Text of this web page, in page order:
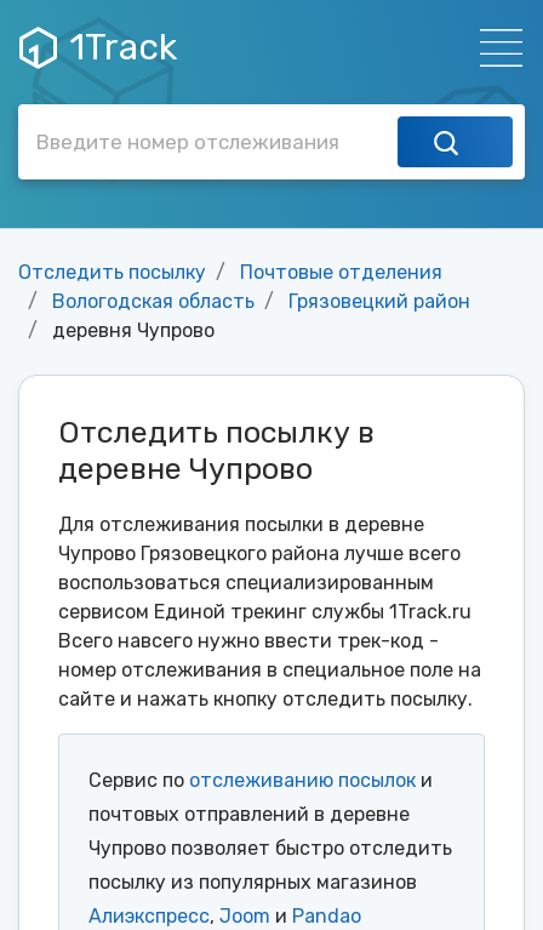
1Track
Отследить посылку
Почтовые отделения
Вологодская область
Грязовецкий район
деревня Чупрово
Отследить посылку в
деревне Чупрово
Для отслеживания посылки в деревне
Чупрово Грязовецкого района лучше всего
воспользоваться специализированным
сервисом Единой трекинг службы 1Track.ru
Всего навсего нужно ввести трек-код -
номер отслеживания в специальное поле на
сайте и нажать кнопку отследить посылку.
Сервис по отслеживанию посылок и
почтовых отправлений в деревне
Чупрово позволяет быстро отследить
посылку из популярных магазинов
Алиэкспресс, Joom и Pandao